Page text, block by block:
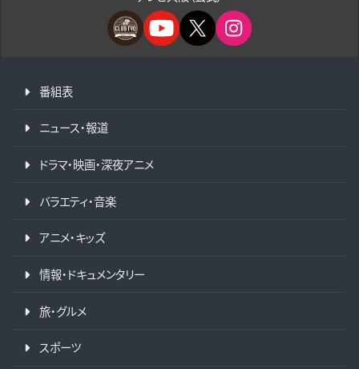
番組表
ニュース・報道
ドラマ・映画・深夜アニメ
バラエティ・音楽
アニメ・キッズ
情報・ドキュメンタリー
旅・グルメ
スポーツ